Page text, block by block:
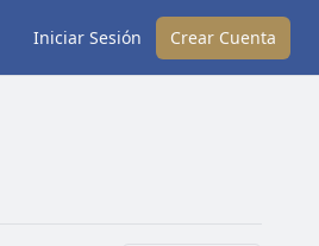
Iniciar Sesión Crear Cuenta